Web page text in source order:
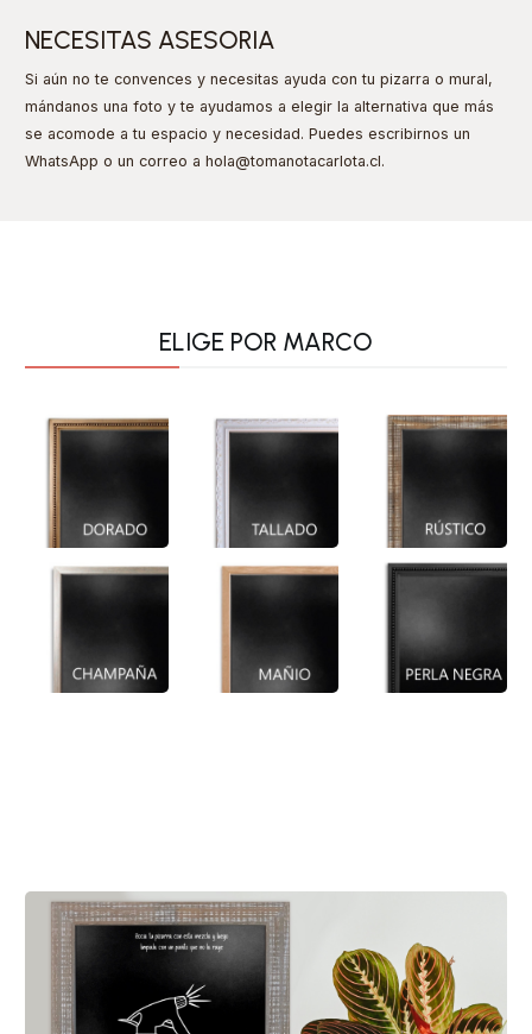
NECESITAS ASESORIA
Si aún no te convences y necesitas ayuda con tu pizarra o mural,
mándanos una foto y te ayudamos a elegir la alternativa que más
se acomode a tu espacio y necesidad. Puedes escribirnos un
WhatsApp o un correo a hola@tomanotacarlota.cl.
ELIGE POR MARCO